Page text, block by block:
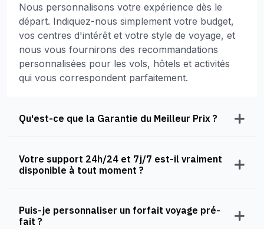
Nous personnalisons votre expérience dès le
départ. Indiquez-nous simplement votre budget,
vos centres d'intérêt et votre style de voyage, et
nous vous fournirons des recommandations
personnalisées pour les vols, hôtels et activités
qui vous correspondent parfaitement.
Qu'est-ce que la Garantie du Meilleur Prix ?
Votre support 24h/24 et 7j/7 est-il vraiment
disponible à tout moment ?
Puis-je personnaliser un forfait voyage pré-
fait ?